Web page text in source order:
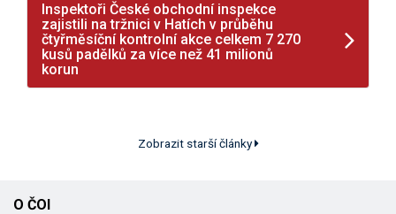
Inspektoři České obchodní inspekce
zajistili na tržnici v Hatích v průběhu
čtyřměsíční kontrolní akce celkem 7 270
kusů padělků za více než 41 milionů
korun
Zobrazit starší články
O ČOI